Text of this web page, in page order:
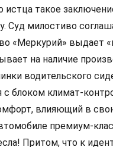
такое
Суд милостиво
«Меркурий» выдает
на наличие
водительского
блоком климат-
влияющий в
премиум-
Притом, что к